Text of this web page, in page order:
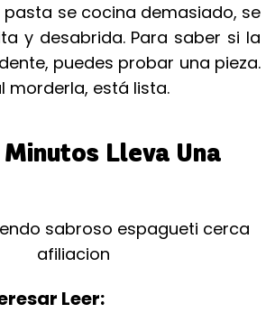
pasta se cocina demasiado, se
y desabrida. Para saber si la
puedes probar una pieza.
morderla, está lista.
Lleva Una
Leer: